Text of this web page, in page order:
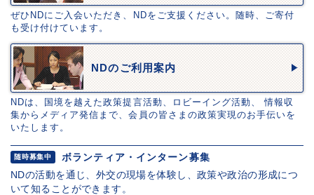
ぜひNDにご入会いただき、NDをご支援ください。随時、ご寄付
も受け付けています。
NDのご利用案内
NDは、国境を越えた政策提言活動、ロビーイング活動、 情報収
集からメディア発信まで、会員の皆さまの政策実現のお手伝いを
いたします。
随時募集中
ボランティア・インターン募集
NDの活動を通じ、外交の現場を体験し、政策や政治の形成につ
いて知ることができます。